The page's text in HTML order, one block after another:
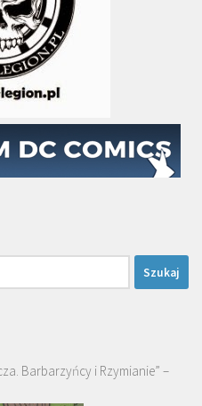
Barbarzyńcy i Rzymianie” –